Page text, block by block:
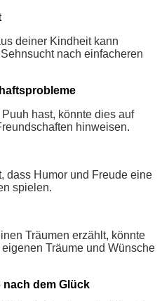
deiner Kindheit kann
nach einfacheren
hast, könnte dies auf
hinweisen.
dass Humor und Freude eine
spielen.
Träumen erzählt, könnte
Träume und Wünsche
dem Glück